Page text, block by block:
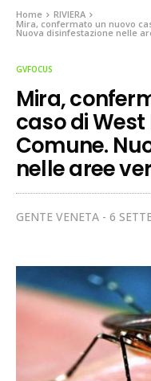
Home
RIVIERA
Mira, confermato un nuovo
Nuova disinfestazione nelle
GVFOCUS
Mira,
caso di West
Comune.
nelle aree
GENTE VENETA 6